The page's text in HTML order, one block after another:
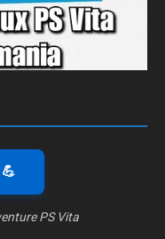
PS Vita